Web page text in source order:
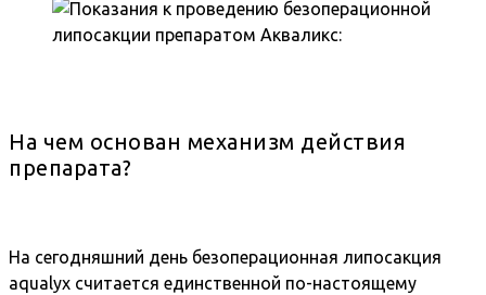
На чем основан механизм действия
препарата?
На сегодняшний день безоперационная липосакция
aqualyx считается единственной по-настоящему